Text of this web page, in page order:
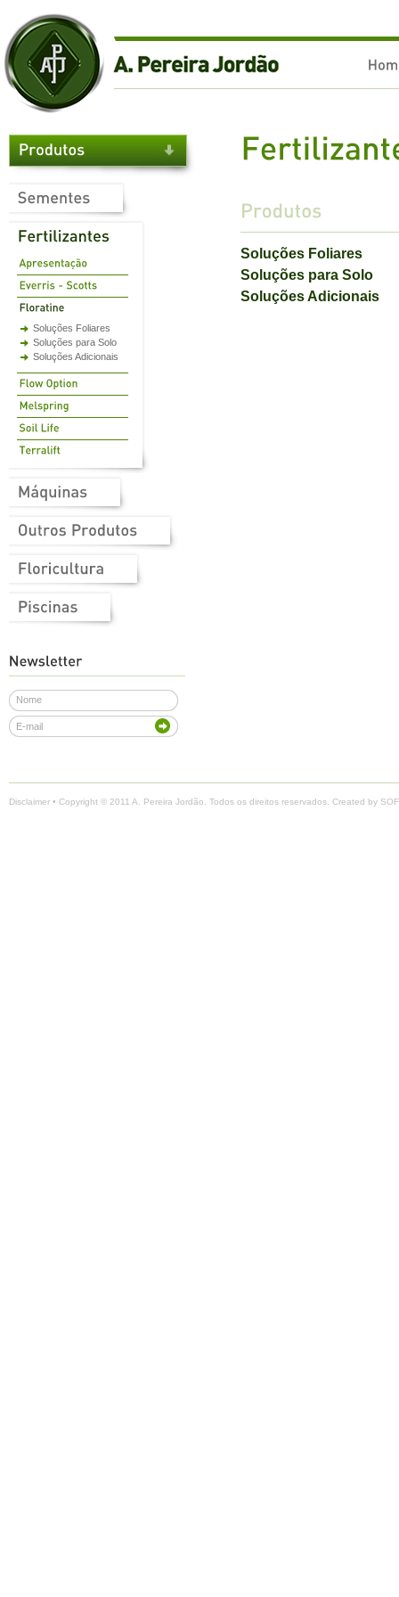
Soluções Foliares
Soluções para Solo
Soluções Adicionais
Soluções Foliares
Soluções para Solo
Soluções Adicionais
Disclaimer • Copyright © 2011 A. Pereira Jordão. Todos os direitos reservados. Created by